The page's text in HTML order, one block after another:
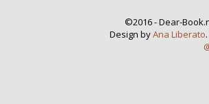
©2016 - Dear-
Design byAna Liberato